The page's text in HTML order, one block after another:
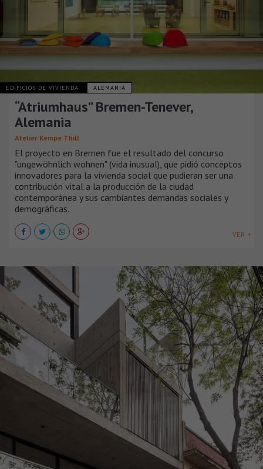
EDIFICIOS DE VIVIENDA ALEMANIA
“Atriumhaus” Bremen-Tenever,
Alemania
Atelier Kempe Thill
El proyecto en Bremen fue el resultado del concurso
"ungewöhnlich wohnen" (vida inusual), que pidió conceptos
innovadores para la vivienda social que pudieran ser una
contribución vital a la producción de la ciudad
contemporánea y sus cambiantes demandas sociales y
demográficas.
VER +